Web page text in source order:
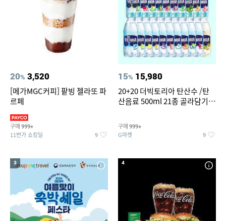
20% 3,520
[메가MGC커피] 팥빙 젤라또 파
르페
구매 999+
11번가 쇼킹딜 9
15% 15,980
20+20 더빅토리아 탄산수 /탄
산음료 500ml 21종 골라담기
구매 999+
G마켓 9
3 4